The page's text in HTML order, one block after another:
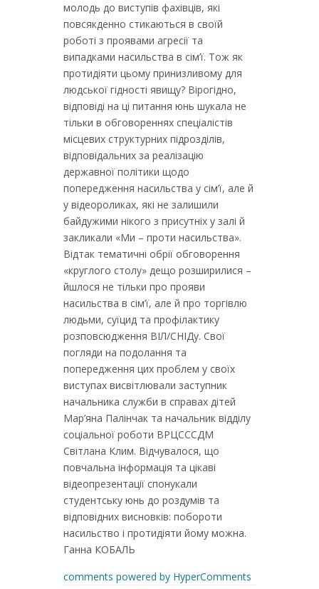
молодь до виступів фахівців, які
повсякденно стикаються в своїй
роботі з проявами агресії та
випадками насильства в сім’ї. Тож як
протидіяти цьому принизливому для
людської гідності явищу? Вірогідно,
відповіді на ці питання юнь шукала не
тільки в обговореннях спеціалістів
місцевих структурних підрозділів,
відповідальних за реалізацію
державної політики щодо
попередження насильства у сім’ї, але й
у відеороликах, які не залишили
байдужими нікого з присутніх у залі й
закликали «Ми – проти насильства».
Відтак тематичні обрії обговорення
«круглого столу» дещо розширилися –
йшлося не тільки про прояви
насильства в сім’ї, але й про торгівлю
людьми, суїцид та профілактику
розповсюдження ВІЛ/СНІДу. Свої
погляди на подолання та
попередження цих проблем у своїх
виступах висвітлювали заступник
начальника служби в справах дітей
Мар’яна Палінчак та начальник відділу
соціальної роботи ВРЦСССДМ
Світлана Клим. Відчувалося, що
повчальна інформація та цікаві
відеопрезентації спонукали
студентську юнь до роздумів та
відповідних висновків: побороти
насильство і протидіяти йому можна.
Ганна КОБАЛЬ
comments powered by HyperComments